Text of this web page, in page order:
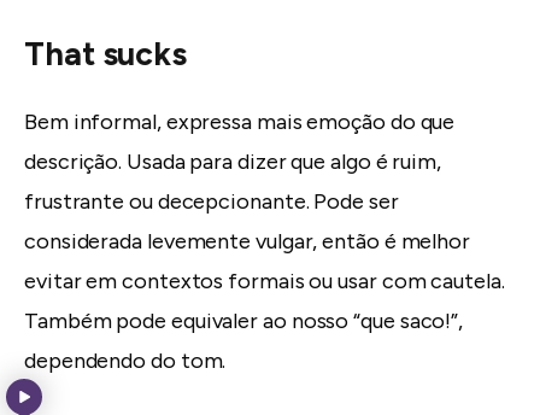
That sucks
Bem informal, expressa mais emoção do que
descrição. Usada para dizer que algo é ruim,
frustrante ou decepcionante. Pode ser
considerada levemente vulgar, então é melhor
evitar em contextos formais ou usar com cautela.
Também pode equivaler ao nosso “que saco!”,
dependendo do tom.